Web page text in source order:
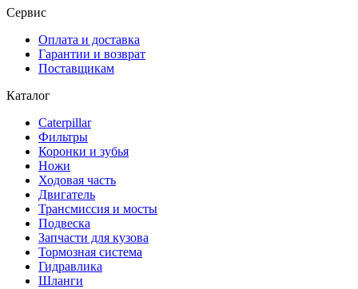
Сервис
Оплата и доставка
Гарантии и возврат
Поставщикам
Каталог
Caterpillar
Фильтры
Коронки и зубья
Ножи
Ходовая часть
Двигатель
Трансмиссия и мосты
Подвеска
Запчасти для кузова
Тормозная система
Гидравлика
Шланги